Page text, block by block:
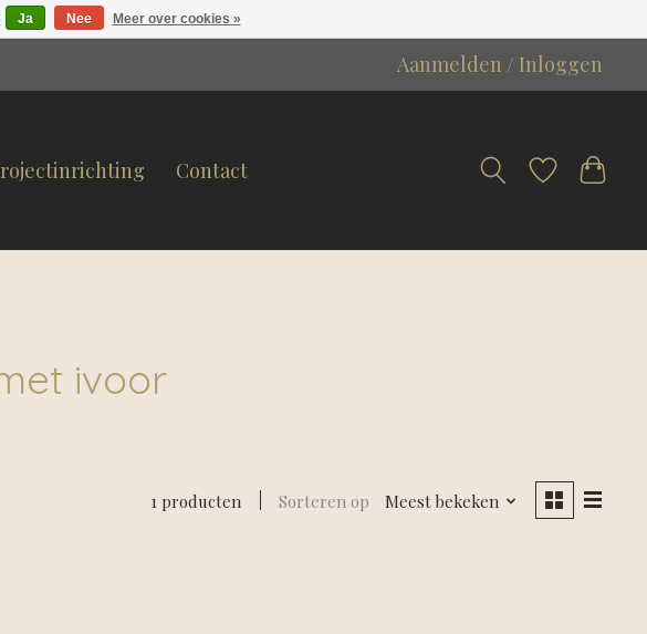
Aanmelden / Inloggen
Contact
ivoor
1 producten Sorteren op Meest bekeken
Ja Nee Meer over cookies »